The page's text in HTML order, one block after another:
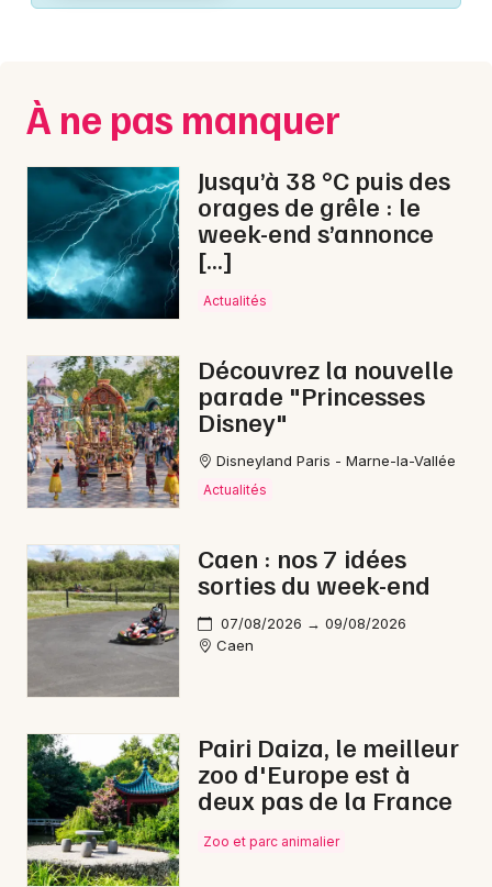
Foires & salons
Concerts
Sports
Soirées
Sorties famille
Sorties & loisirs
Pop / folk dans le Calvados
Pop / folk en Basse-Normandie
Pop / folk en Normandie
Newsletter des sorties
Artistes en tournée
Actus à Vire Normandie
Magazine à Vire Normandie
Nice
Paris
Strasbourg
Toulouse
Toutes les villes
À ne pas manquer
Jusqu’à 38 °C puis des
orages de grêle : le
week-end s’annonce
[…]
Actualités
Découvrez la nouvelle
parade "Princesses
Disney"
Disneyland Paris - Marne-la-Vallée
Actualités
Caen : nos 7 idées
sorties du week-end
07/08/2026 → 09/08/2026
Caen
Pairi Daiza, le meilleur
zoo d'Europe est à
deux pas de la France
Zoo et parc animalier